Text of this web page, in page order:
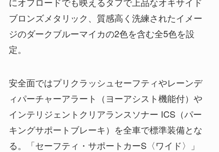
ブロンズメタリック、質感高く洗練されたイメー
ジのダークブルーマイカの2色を含む全5色を設
定。
安全面ではプリクラッシュセーフティやレーンデ
ィパーチャーアラート（ヨーアシスト機能付）や
インテリジェントクリアランスソナー ICS（パー
キングサポートブレーキ）を全車で標準装備とな
る。「セーフティ・サポートカーS〈ワイド〉」